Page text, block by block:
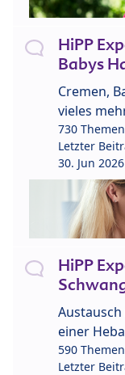
HiPP
Babys
Cremen,
vieles
730
Letzter
30. Jun
HiPP
einer
590
Letzter